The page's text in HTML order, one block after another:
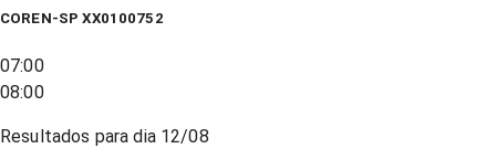
COREN-SP XX0100752
07:00
08:00
Resultados para dia 12/08